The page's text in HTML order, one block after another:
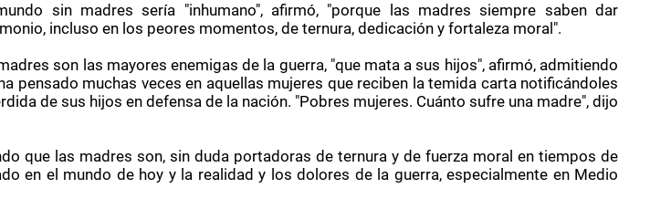
sin madres sería "inhumano", afirmó, "porque las madres siempre saben dar
incluso en los peores momentos, de ternura, dedicación y fortaleza moral".
son las mayores enemigas de la guerra, "que mata a sus hijos", afirmó, admitiendo
pensado muchas veces en aquellas mujeres que reciben la temida carta notificándoles
de sus hijos en defensa de la nación. "Pobres mujeres. Cuánto sufre una madre", dijo
que las madres son, sin duda portadoras de ternura y de fuerza moral en tiempos de
en el mundo de hoy y la realidad y los dolores de la guerra, especialmente en Medio